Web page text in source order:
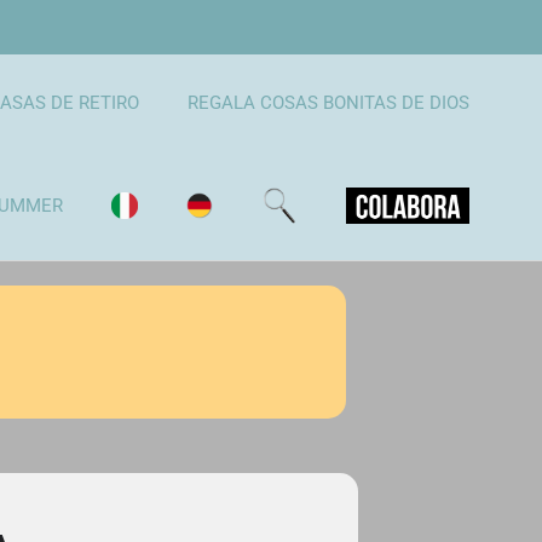
DE RETIRO REGALA COSAS BONITAS DE DIOS